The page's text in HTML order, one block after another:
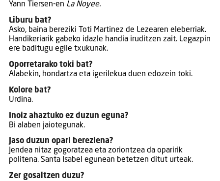
Yann Tiersen-en La Noyee.
Liburu bat?
Asko, baina bereziki Toti Martinez de Lezearen eleberriak.
Handikeriarik gabeko idazle handia iruditzen zait. Legazpin
ere baditugu egile txukunak.
Oporretarako toki bat?
Alabekin, hondartza eta igerilekua duen edozein toki.
Kolore bat?
Urdina.
Inoiz ahaztuko ez duzun eguna?
Bi alaben jaiotegunak.
Jaso duzun opari bereziena?
Jendea nitaz gogoratzea eta zoriontzea da oparirik
politena. Santa Isabel egunean betetzen ditut urteak.
Zer gosaltzen duzu?